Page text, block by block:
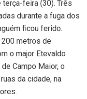
terça-feira (30). Três
durante a fuga dos
ficou ferido.
metros de
o major Etevaldo
Campo Maior, o
da cidade, na